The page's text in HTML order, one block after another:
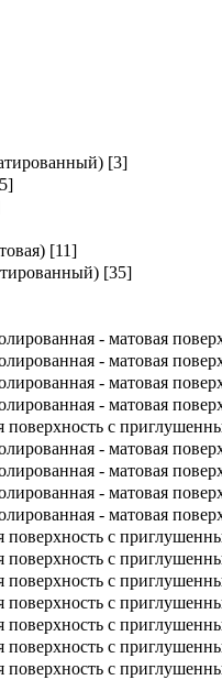
[3]
[11]
[35]
- матовая
- матовая
- матовая
- матовая
поверхность с
- матовая
- матовая
- матовая
- матовая
поверхность с
поверхность с
поверхность с
поверхность с
поверхность с
поверхность с
поверхность с